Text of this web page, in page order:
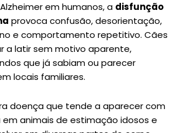
em humanos, a disfunção
provoca confusão, desorientação,
e comportamento repetitivo. Cães
a latir sem motivo aparente,
que já sabiam ou parecer
locais familiares.
doença que tende a aparecer com
animais de estimação idosos e